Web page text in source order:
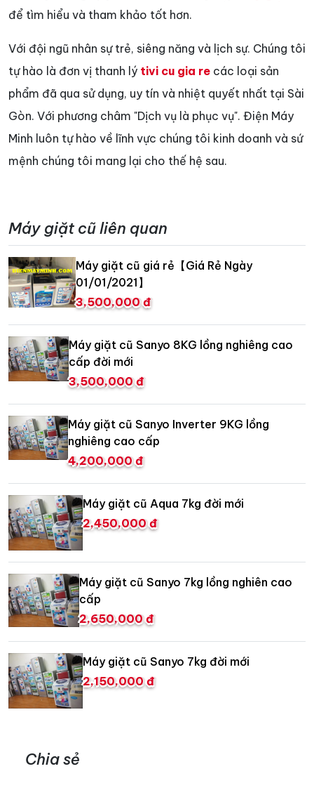
để tìm hiểu và tham khảo tốt hơn.
Với đội ngũ nhân sự trẻ, siêng năng và lịch sự. Chúng tôi
tự hào là đơn vị thanh lý tivi cu gia re các loại sản
phẩm đã qua sử dụng, uy tín và nhiệt quyết nhất tại Sài
Gòn. Với phương châm "Dịch vụ là phục vụ". Điện Máy
Minh luôn tự hào về lĩnh vực chúng tôi kinh doanh và sứ
mệnh chúng tôi mang lại cho thế hệ sau.
Máy giặt cũ liên quan
Máy giặt cũ giá rẻ【Giá Rẻ Ngày
01/01/2021】
3,500,000 đ
Máy giặt cũ Sanyo 8KG lồng nghiêng cao
cấp đời mới
3,500,000 đ
Máy giặt cũ Sanyo Inverter 9KG lồng
nghiêng cao cấp
4,200,000 đ
Máy giặt cũ Aqua 7kg đời mới
2,450,000 đ
Máy giặt cũ Sanyo 7kg lồng nghiên cao
cấp
2,650,000 đ
Máy giặt cũ Sanyo 7kg đời mới
2,150,000 đ
Chia sẻ